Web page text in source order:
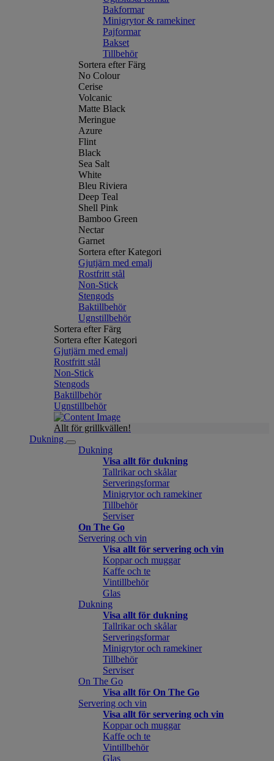
Bakformar
Minigrytor & ramekiner
Pajformar
Bakset
Tillbehör
Sortera efter Färg
No Colour
Cerise
Volcanic
Matte Black
Meringue
Azure
Flint
Black
Sea Salt
White
Bleu Riviera
Deep Teal
Shell Pink
Bamboo Green
Nectar
Garnet
Sortera efter Kategori
Gjutjärn med emalj
Rostfritt stål
Non-Stick
Stengods
Baktillbehör
Ugnstillbehör
Sortera efter Färg
Sortera efter Kategori
Gjutjärn med emalj
Rostfritt stål
Non-Stick
Stengods
Baktillbehör
Ugnstillbehör
Allt för grillkvällen!
Dukning
Dukning
Visa allt för dukning
Tallrikar och skålar
Serveringsformar
Minigrytor och ramekiner
Tillbehör
Serviser
On The Go
Servering och vin
Visa allt för servering och vin
Koppar och muggar
Kaffe och te
Vintillbehör
Glas
Dukning
Visa allt för dukning
Tallrikar och skålar
Serveringsformar
Minigrytor och ramekiner
Tillbehör
Serviser
On The Go
Visa allt för On The Go
Servering och vin
Visa allt för servering och vin
Koppar och muggar
Kaffe och te
Vintillbehör
Glas